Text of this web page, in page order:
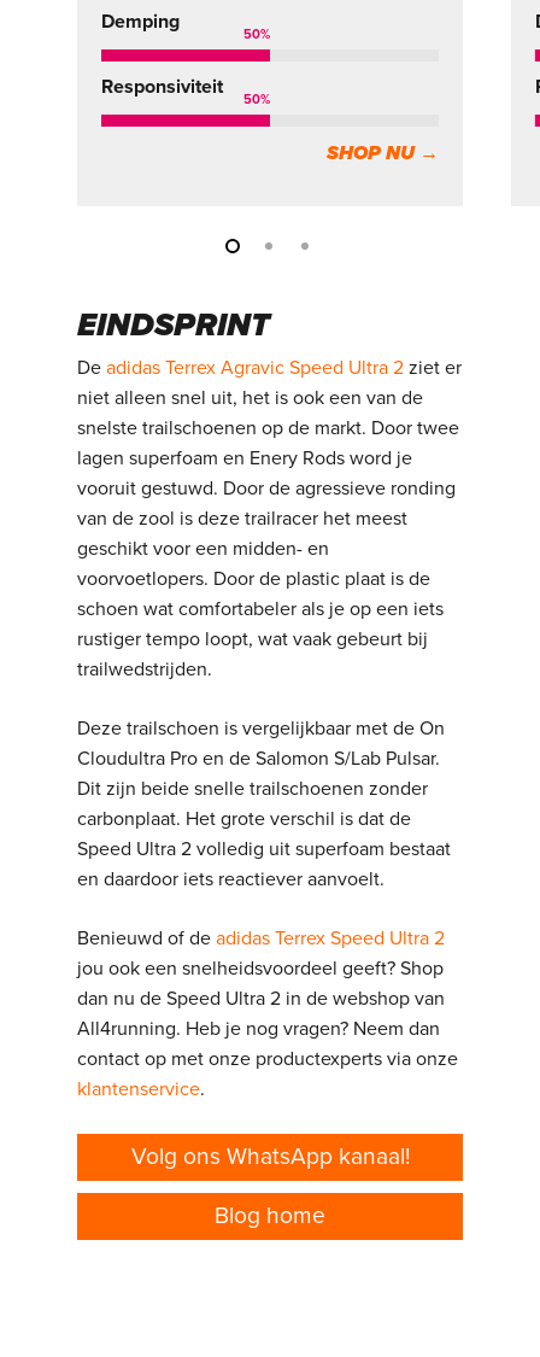
Demping
50%
Responsiviteit
50%
SHOP NU →
EINDSPRINT
Deadidas Terrex Agravic Speed Ultra 2 ziet er
niet alleen snel uit, het is ook een van de
snelste trailschoenen op de markt. Door twee
lagen superfoam en Enery Rods word je
vooruit gestuwd. Door de agressieve ronding
van de zool is deze trailracer het meest
geschikt voor een midden- en
voorvoetlopers. Door de plastic plaat is de
schoen wat comfortabeler als je op een iets
rustiger tempo loopt, wat vaak gebeurt bij
trailwedstrijden.
Deze trailschoen is vergelijkbaar met de On
Cloudultra Pro en de Salomon S/Lab Pulsar.
Dit zijn beide snelle trailschoenen zonder
carbonplaat. Het grote verschil is dat de
Speed Ultra 2 volledig uit superfoam bestaat
en daardoor iets reactiever aanvoelt.
Benieuwd of deadidas Terrex Speed Ultra 2
jou ook een snelheidsvoordeel geeft? Shop
dan nu de Speed Ultra 2 in de webshop van
All4running. Heb je nog vragen? Neem dan
contact op met onze productexperts via onze
klantenservice.
Volg ons WhatsApp kanaal!
Blog home